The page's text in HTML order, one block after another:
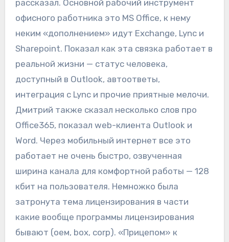
рассказал. Основной рабочий инструмент
офисного работника это MS Office, к нему
неким «дополнением» идут Exchange, Lync и
Sharepoint. Показал как эта связка работает в
реальной жизни — статус человека,
доступный в Outlook, автоответы,
интеграция с Lync и прочие приятные мелочи.
Дмитрий также сказал несколько слов про
Office365, показал web-клиента Outlook и
Word. Через мобильный интернет все это
работает не очень быстро, озвученная
ширина канала для комфортной работы — 128
кбит на пользователя. Немножко была
затронута тема лицензирования в части
какие вообще программы лицензирования
бывают (оем, box, corp). «Прицепом» к